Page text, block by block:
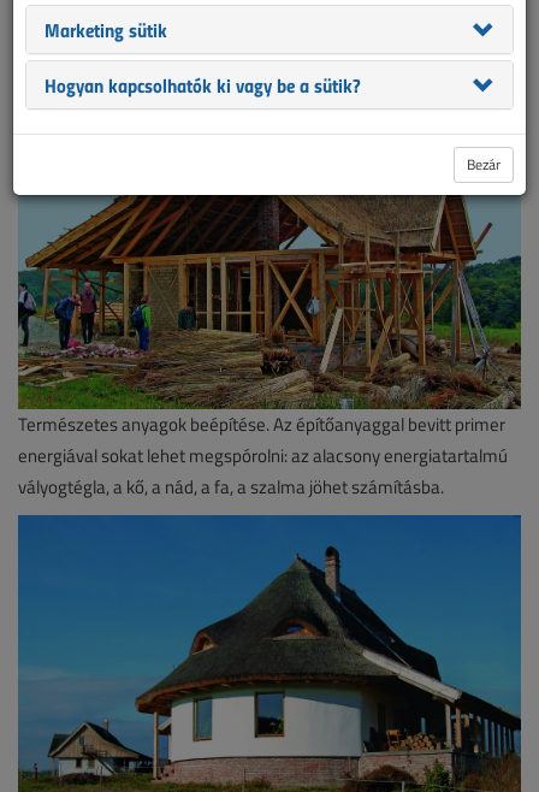
hétköznapi szalagcímek, amelyekkel megpróbálunk együtt élni,
pedig létezik másik választás is.
Természetes anyagok beépítése. Az építőanyaggal bevitt primer
energiával sokat lehet megspórolni: az alacsony energiatartalmú
vályogtégla, a kő, a nád, a fa, a szalma jöhet számításba.
Marketing sütik
Hogyan kapcsolhatók ki vagy be a sütik?
Bezár